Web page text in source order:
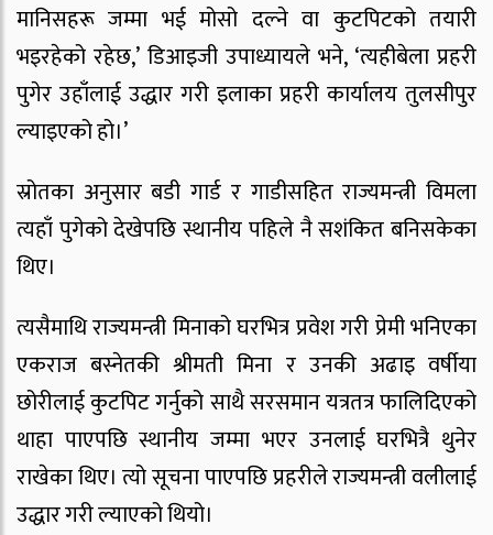
मानिसहरू जम्मा भई मोसो दल्ने वा कुटपिटको तयारी
भइरहेको रहेछ,’ डिआइजी उपाध्यायले भने, ‘त्यहीबेला प्रहरी
पुगेर उहाँलाई उद्धार गरी इलाका प्रहरी कार्यालय तुलसीपुर
ल्याइएको हो।’
स्रोतका अनुसार बडी गार्ड र गाडीसहित राज्यमन्त्री विमला
त्यहाँ पुगेको देखेपछि स्थानीय पहिले नै सशंकित बनिसकेका
थिए।
त्यसैमाथि राज्यमन्त्री मिनाको घरभित्र प्रवेश गरी प्रेमी भनिएका
एकराज बस्नेतकी श्रीमती मिना र उनकी अढाइ वर्षीया
छोरीलाई कुटपिट गर्नुको साथै सरसमान यत्रतत्र फालिदिएको
थाहा पाएपछि स्थानीय जम्मा भएर उनलाई घरभित्रै थुनेर
राखेका थिए। त्यो सूचना पाएपछि प्रहरीले राज्यमन्त्री वलीलाई
उद्धार गरी ल्याएको थियो।